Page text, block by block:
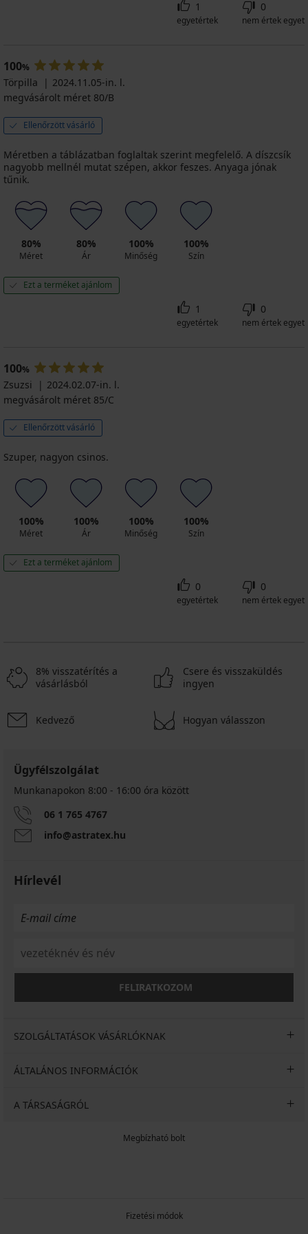
1
egyetértek
0
nem értek egyet
100%
Törpilla
2024.11.05-in. l.
megvásárolt méret 80/B
Ellenőrzött vásárló
Méretben a táblázatban foglaltak szerint megfelelő. A díszcsík
nagyobb mellnél mutat szépen, akkor feszes. Anyaga jónak
tűnik.
80%
Méret
80%
Ár
100%
Minőség
100%
Szín
Ezt a terméket ajánlom
1
egyetértek
0
nem értek egyet
100%
Zsuzsi
2024.02.07-in. l.
megvásárolt méret 85/C
Ellenőrzött vásárló
Szuper, nagyon csinos.
100%
Méret
100%
Ár
100%
Minőség
100%
Szín
Ezt a terméket ajánlom
0
egyetértek
0
nem értek egyet
8% visszatérítés a
vásárlásból
Csere és visszaküldés
ingyen
Kedvező Hogyan válasszon
Ügyfélszolgálat
Munkanapokon 8:00 - 16:00 óra között
06 1 765 4767
info@astratex.hu
Hírlevél
FELIRATKOZOM
SZOLGÁLTATÁSOK VÁSÁRLÓKNAK
ÁLTALÁNOS INFORMÁCIÓK
A TÁRSASÁGRÓL
Megbízható bolt
Fizetési módok